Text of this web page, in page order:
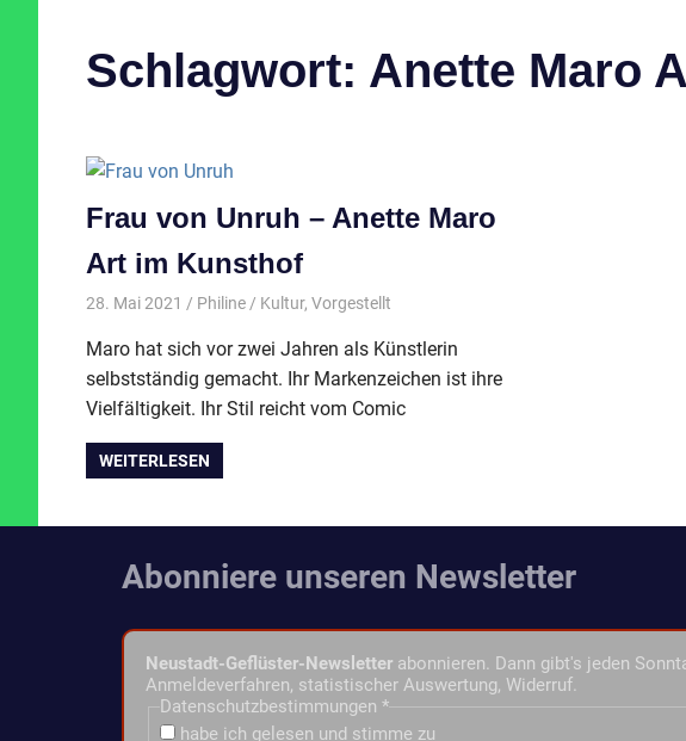
Schlagwort: Anette Maro
Frau von Unruh – Anette Maro
Art im Kunsthof
28. Mai 2021 Philine Kultur, Vorgestellt
Maro hat sich vor zwei Jahren als Künstlerin
selbstständig gemacht. Ihr Markenzeichen ist ihre
Vielfältigkeit. Ihr Stil reicht vom Comic
WEITERLESEN
Abonniere unseren Newsletter
Neustadt-Geflüster-Newsletter abonnieren. Dann gibt's jeden
Anmeldeverfahren, statistischer Auswertung, Widerruf.
Datenschutzbestimmungen *
habe ich gelesen und stimme zu